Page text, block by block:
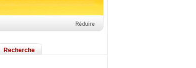
Recherche